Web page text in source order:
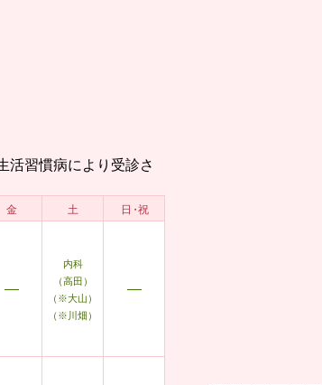
活習慣病により受診さ
金 土 日・祝
―
内科
（高田）
（※大山）
（※川畑）
―